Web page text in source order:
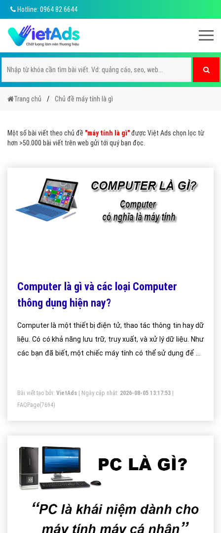
Hotline: 0964 82 6644
Trang chủ Chủ đề máy tính là gì
Một số bài viết theo chủ đề "máy tính là gì"được Việt Ads chọn lọc từ
hơn >50.000 bài viết trên web gửi tới quý bạn đọc.
Computer là gì và các loại Computer
thông dụng hiện nay?
Computer là một thiết bị điện tử, thao tác thông tin hay dữ
liệu. Có có khả năng lưu trữ, truy xuất, và xử lý dữ liệu. Như
các bạn đã biết, một chiếc máy tính có thể sử dụng để gõ
Bài viết tạo bởi: VietAds | Ngày cập nhật: 2026-08-05 13:17:53
FAQPage(7694)